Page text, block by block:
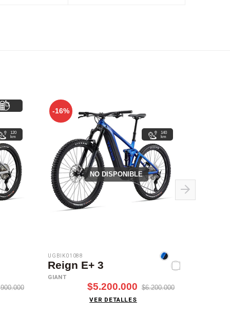
120
km
-16%
NO DISPONIBLE
140
km
UGBIK01088
Reign E+ 3
GIANT
$5.200.000 $6.200.000
VER DETALLES